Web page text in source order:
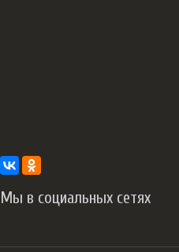
Мы в социальных сетях